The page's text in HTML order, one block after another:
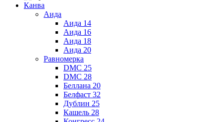
Канва
Аида
Аида 14
Аида 16
Аида 18
Аида 20
Равномерка
DMC 25
DMC 28
Беллана 20
Белфаст 32
Дублин 25
Кашель 28